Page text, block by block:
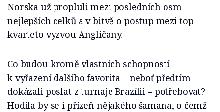
Norska už propluli mezi posledních osm
nejlepších celků a v bitvě o postup mezi top
kvarteto vyzvou Angličany.
Co budou kromě vlastních schopností
k vyřazení dalšího favorita – neboť předtím
dokázali poslat z turnaje Brazílii – potřebovat?
Hodila by se i přízeň nějakého šamana, o čemž